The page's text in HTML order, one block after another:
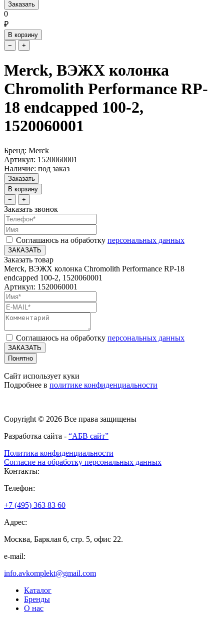
Заказать
0
₽
В корзину
−
+
Merck, ВЭЖХ колонка
Chromolith Performance RP-
18 endcapped 100-2,
1520060001
Бренд: Merck
Артикул: 1520060001
Наличие: под заказ
Заказать
В корзину
−
+
Заказать звонок
Соглашаюсь на обработку персональных данных
ЗАКАЗАТЬ
Заказать товар
Merck, ВЭЖХ колонка Chromolith Performance RP-18
endcapped 100-2, 1520060001
Артикул: 1520060001
Соглашаюсь на обработку персональных данных
ЗАКАЗАТЬ
Понятно
Сайт использует куки
Подробнее в политике конфиденциальности
Copyright © 2026 Все права защищены
Разработка сайта - “АБВ сайт”
Политика конфиденциальности
Согласие на обработку персональных данных
Контакты:
Телефон:
+7 (495) 363 83 60
Адрес:
Москва, Барклая 6, стр. 5, офис 22.
e-mail:
info.avkomplekt@gmail.com
Каталог
Бренды
О нас